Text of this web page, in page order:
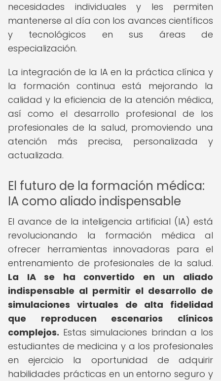
necesidades individuales y les permiten
mantenerse al día con los avances científicos
y tecnológicos en sus áreas de
especialización.
La integración de la IA en la práctica clínica y
la formación continua está mejorando la
calidad y la eficiencia de la atención médica,
así como el desarrollo profesional de los
profesionales de la salud, promoviendo una
atención más precisa, personalizada y
actualizada.
El futuro de la formación médica:
IA como aliado indispensable
El avance de la inteligencia artificial (IA) está
revolucionando la formación médica al
ofrecer herramientas innovadoras para el
entrenamiento de profesionales de la salud.
La IA se ha convertido en un aliado
indispensable al permitir el desarrollo de
simulaciones virtuales de alta fidelidad
que reproducen escenarios clínicos
complejos. Estas simulaciones brindan a los
estudiantes de medicina y a los profesionales
en ejercicio la oportunidad de adquirir
habilidades prácticas en un entorno seguro y